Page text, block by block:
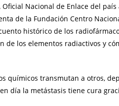
Nacional de Enlace del
de la Fundación Centro
histórico de los
de los elementos radiactivos y
químicos transmutan a otros,
día la metástasis tiene cura